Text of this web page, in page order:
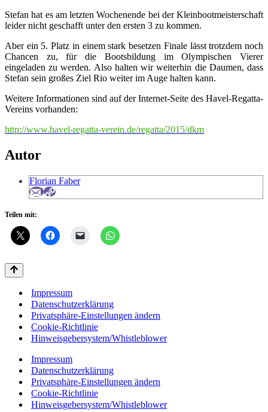
Stefan hat es am letzten Wochenende bei der Kleinbootmeisterschaft
leider nicht geschafft unter den ersten 3 zu kommen.
Aber ein 5. Platz in einem stark besetzen Finale lässt trotzdem noch
Chancen zu, für die Bootsbildung im Olympischen Vierer
eingeladen zu werden. Also halten wir weiterhin die Daumen, dass
Stefan sein großes Ziel Rio weiter im Auge halten kann.
Weitere Informationen sind auf der Internet-Seite des Havel-Regatta-
Vereins vorhanden:
http://www.havel-regatta-verein.de/regatta/2015/dkm
Autor
Florian Faber
Teilen mit:
Impressum
Datenschutzerklärung
Privatsphäre-Einstellungen ändern
Cookie-Richtlinie
Hinweisgebersystem/Whistleblower
Impressum
Datenschutzerklärung
Privatsphäre-Einstellungen ändern
Cookie-Richtlinie
Hinweisgebersystem/Whistleblower